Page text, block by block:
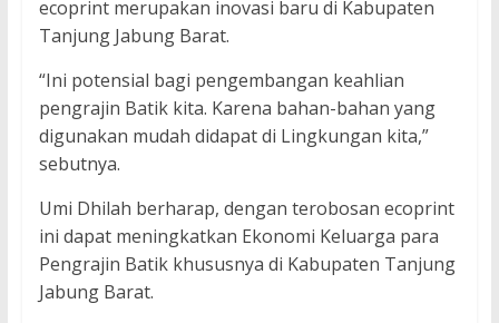
ecoprint merupakan inovasi baru di Kabupaten
Tanjung Jabung Barat.
“Ini potensial bagi pengembangan keahlian
pengrajin Batik kita. Karena bahan-bahan yang
digunakan mudah didapat di Lingkungan kita,”
sebutnya.
Umi Dhilah berharap, dengan terobosan ecoprint
ini dapat meningkatkan Ekonomi Keluarga para
Pengrajin Batik khususnya di Kabupaten Tanjung
Jabung Barat.